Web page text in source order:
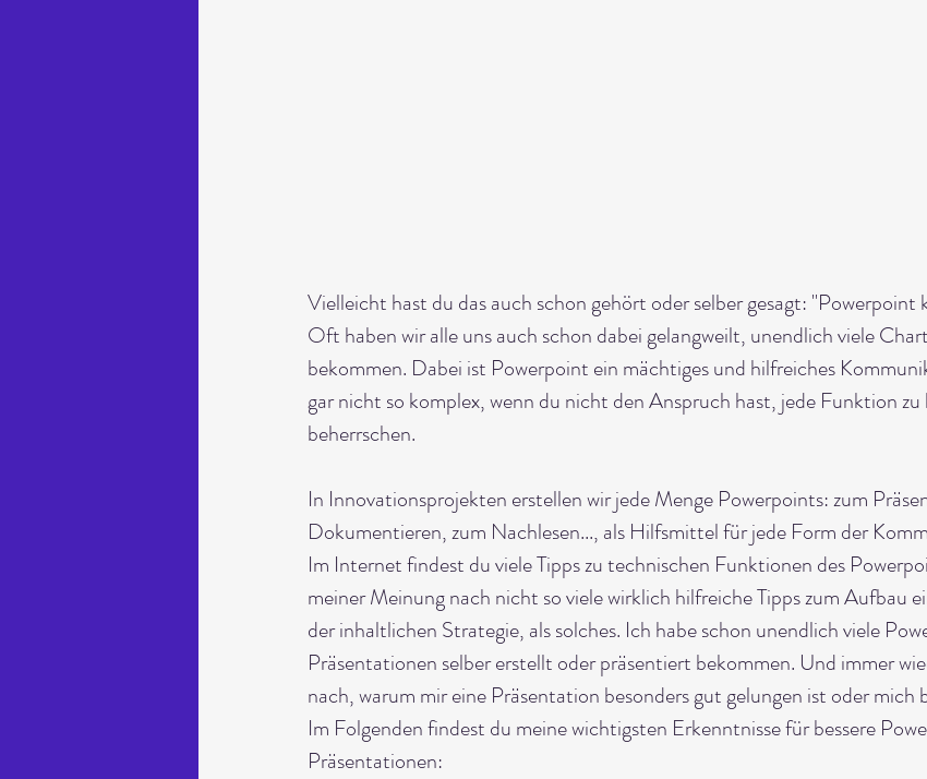
Vielleicht hast du das auch schon gehört oder selber gesagt:
Oft haben wir alle uns auch schon dabei gelangweilt, unendlich viele
bekommen. Dabei ist Powerpoint ein mächtiges und hilfreiches
gar nicht so komplex, wenn du nicht den Anspruch hast, jede Funktion zu
beherrschen.
In Innovationsprojekten erstellen wir jede Menge Powerpoints: zum
Dokumentieren, zum Nachlesen..., als Hilfsmittel für jede Form der
Im Internet findest du viele Tipps zu technischen Funktionen des
meiner Meinung nach nicht so viele wirklich hilfreiche Tipps zum Aufbau
der inhaltlichen Strategie, als solches. Ich habe schon unendlich viele
Präsentationen selber erstellt oder präsentiert bekommen. Und immer
nach, warum mir eine Präsentation besonders gut gelungen ist oder mich
Im Folgenden findest du meine wichtigsten Erkenntnisse für bessere
Präsentationen: